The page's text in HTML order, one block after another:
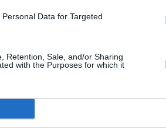
Data for Targeted
Retention, Sale, and/or Sharing
with the Purposes for which it
RÉSERVÉ
est validé à
qu'un autre lecteur